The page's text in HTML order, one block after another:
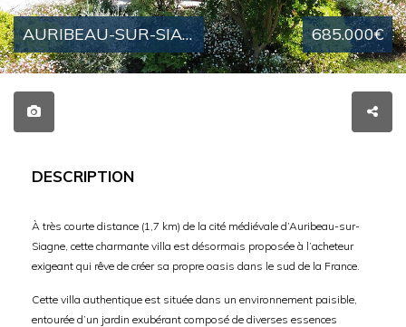
AURIBEAU-SUR-SIAGNE : VILLA PROVENÇALE EXPOSÉE SUD-OUEST, PROCHE DU VILLAGE 685.000€
DESCRIPTION
À très courte distance (1,7 km) de la cité médiévale d’Auribeau-sur-
Siagne, cette charmante villa est désormais proposée à l’acheteur
exigeant qui rêve de créer sa propre oasis dans le sud de la France.
Cette villa authentique est située dans un environnement paisible,
entourée d’un jardin exubérant composé de diverses essences